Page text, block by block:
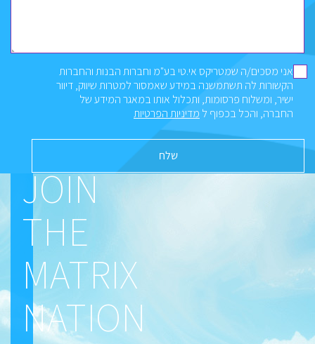
אני מסכים/ה שמטריקס אי.טי בע"מ וחברות הבנות והחברות
הקשורות לה תשתמשנה במידע שאמסור למטרות שיווק, דיוור
ישיר, ומשלוח פרסומות, ותכלול אותו במאגר המידע של
החברה, והכל בכפוף ל מדיניות הפרטיות
JOIN
THE
MATRIX
NATION